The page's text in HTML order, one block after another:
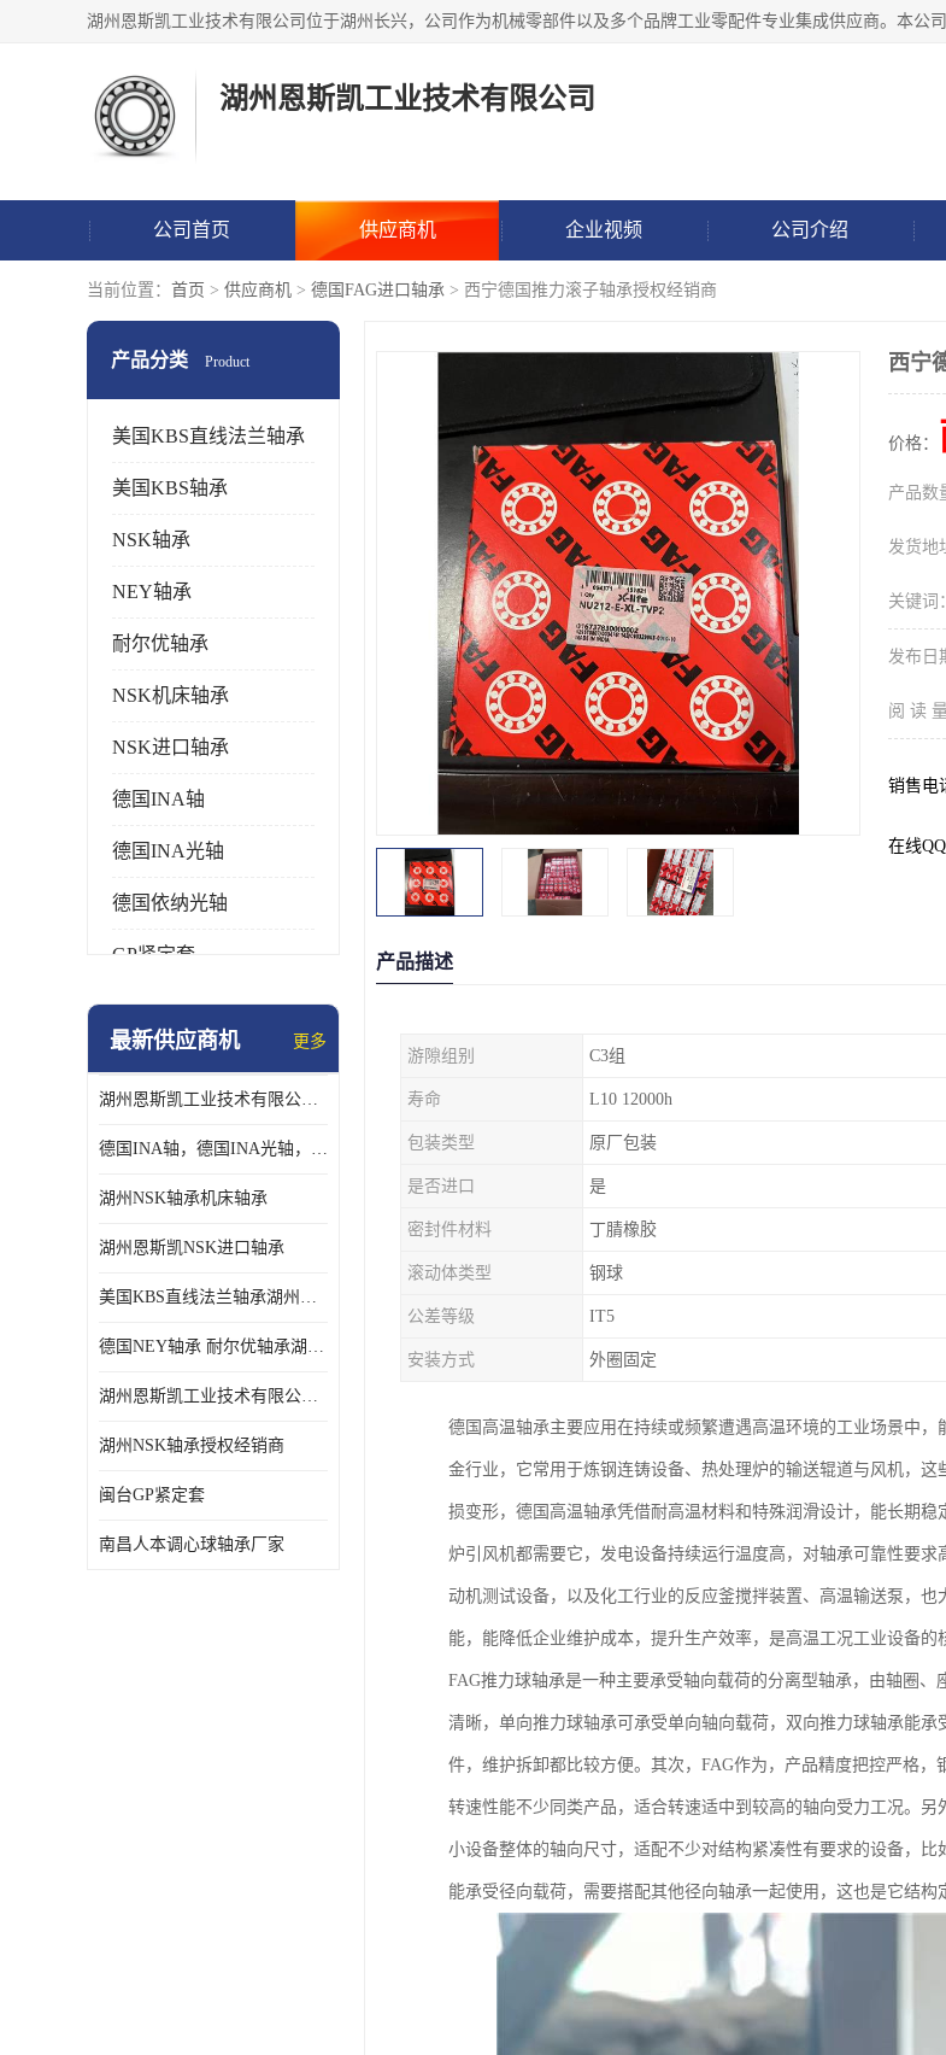
湖州恩斯凯工业技术有限公司
公司首页 供应商机 企业视频 公司介绍
当前位置： 首页 > 供应商机 > 德国FAG进口轴承 > 西宁德国推力滚子轴承授权经销商
产品分类 Product
美国KBS直线法兰轴承
美国KBS轴承
NSK轴承
NEY轴承
耐尔优轴承
NSK机床轴承
NSK进口轴承
德国INA轴
德国INA光轴
德国依纳光轴
GP紧定套
SKF轴承
日本NSK进口轴承
德国INA进口轴承
最新供应商机 更多
湖州恩斯凯工业技术有限公司 湖州NSK轴承
德国INA轴，德国INA光轴，德国依纳光轴
湖州NSK轴承机床轴承
湖州恩斯凯NSK进口轴承
美国KBS直线法兰轴承湖州KBS轴承
德国NEY轴承 耐尔优轴承湖州代理商
湖州恩斯凯工业技术有限公司NSK轴承*经销商
湖州NSK轴承授权经销商
闽台GP紧定套
南昌人本调心球轴承厂家
西宁
价格：
产品数
发货地
关键词：
发布日
阅 读 量
销售电
在线QQ
产品描述
游隙组别 C3组
寿命 L10 12000h
包装类型 原厂包装
是否进口 是
密封件材料 丁腈橡胶
滚动体类型 钢球
公差等级 IT5
安装方式 外圈固定
德国高温轴承主要应用在持续或频繁遭遇高温环境的工业场景中
金行业，它常用于炼钢连铸设备、热处理炉的输送辊道与风机，
损变形，德国高温轴承凭借耐高温材料和特殊润滑设计，能长期
炉引风机都需要它，发电设备持续运行温度高，对轴承可靠性要
动机测试设备，以及化工行业的反应釜搅拌装置、高温输送泵，
能，能降低企业维护成本，提升生产效率，是高温工况工业设备的
FAG推力球轴承是一种主要承受轴向载荷的分离型轴承，由轴圈
清晰，单向推力球轴承可承受单向轴向载荷，双向推力球轴承能
件，维护拆卸都比较方便。其次，FAG作为，产品精度把控严格
转速性能不少同类产品，适合转速适中到较高的轴向受力工况。
小设备整体的轴向尺寸，适配不少对结构紧凑性有要求的设备，
能承受径向载荷，需要搭配其他径向轴承一起使用，这也是它结构